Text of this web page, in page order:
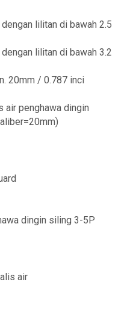
lilitan di bawah 2.5
lilitan di bawah 3.2
20mm / 0.787 inci
air penghawa dingin
dingin siling 3-5P
air